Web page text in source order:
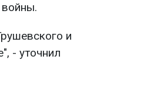
и
- уточнил